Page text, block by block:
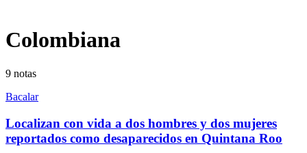
Colombiana
9 notas
Bacalar
Localizan con vida a dos hombres y dos mujeres
reportados como desaparecidos en Quintana Roo